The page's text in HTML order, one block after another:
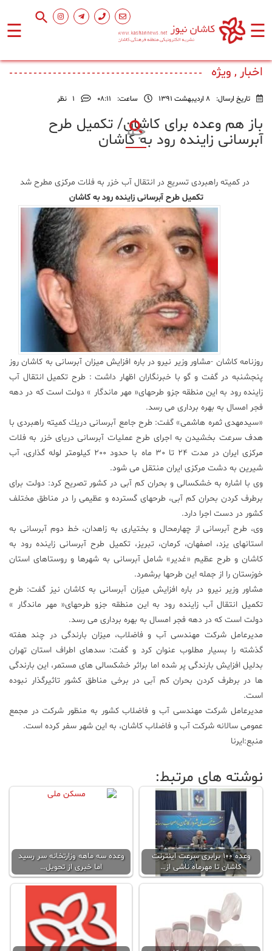
☰ ☰
اصلی
فرهنگ
پادکست
مجله
فرهنگی
هنری
اخبار , ویژه
تاریخ ارسال: 8 اردیبهشت 1391 ساعت: ۰۸:۱۱ 1 نظر
باز هم وعده برای کاشان/ تكمیل طرح
آبرسانی زاینده رود به كاشان
در كمیته راهبردی تسریع در انتقال آب خزر به فلات مركزی مطرح شد
تكمیل طرح آبرسانی زاینده رود به كاشان
روزنامه کاشان -مشاور وزیر نیرو در باره افزایش میزان آبرسانی به كاشان روز
پنجشنبه در گفت و گو با خبرنگاران اظهار داشت : طرح تكمیل انتقال آب
زاینده رود به این منطقه جزو طرحهای« مهر ماندگار » دولت است كه در دهه
فجر امسال به بهره برداری می رسد.
«سیدمهدی ثمره هاشمی» گفت: طرح جامع آبرسانی دریك كمیته راهبردی با
هدف سرعت بخشیدن به اجرای طرح عملیات آبرسانی دریای خزر به فلات
مركزی ایران در مدت 24 تا 30 ماه با حدود 200 كیلومتر لوله گذاری، آب
شیرین به دشت مركزی ایران منتقل می شود.
وی با اشاره به خشكسالی و بحران كم آبی در كشور تصریح كرد: دولت برای
برطرف كردن بحران كم آبی، طرحهای گسترده و عظیمی را در مناطق مختلف
كشور در دست اجرا دارد.
وی، طرح آبرسانی از چهارمحال و بختیاری به زاهدان، خط دوم آبرسانی به
استانهای یزد، اصفهان، كرمان، تبریز، تكمیل طرح آبرسانی زاینده رود به
كاشان و طرح عظیم «غدیر» شامل آبرسانی به شهرها و روستاهای استان
خوزستان را از جمله این طرحها برشمرد.
مشاور وزیر نیرو در باره افزایش میزان آبرسانی به كاشان نیز گفت: طرح
تكمیل انتقال آب زاینده رود به این منطقه جزو طرحهای« مهر ماندگار »
دولت است كه در دهه فجر امسال به بهره برداری می رسد.
مدیرعامل شركت مهندسی آب و فاضلاب، میزان بارندگی در چند هفته
گذشته را بسیار مطلوب عنوان كرد و گفت: سدهای اطراف استان تهران
بدلیل افزایش بارندگی پر شده اما براثر خشكسالی های مستمر، این بارندگی
ها در برطرف كردن بحران كم آبی در برخی مناطق كشور تاثیرگذار نبوده
است.
مدیرعامل شركت مهندسی آب و فاضلاب كشور به منظور شركت در مجمع
عمومی سالانه شركت آب و فاضلاب كاشان، به این شهر سفر كرده است.
منبع:ایرنا
نوشته های مرتبط:
وعده 100 برابری سرعت اینترنت
کاشان تا مهرماه ناشی از…
وعده سه ماهه وزارتخانه‌ سر رسید
اما خبری از تحویل…